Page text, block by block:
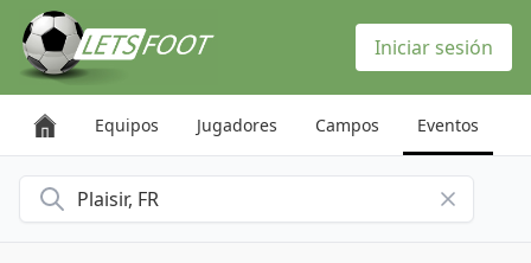
Iniciar sesión
Equipos Jugadores Campos Eventos
Buscar una ciudad
Panel de gestión de cookies